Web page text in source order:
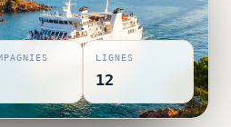
LIGNES
12